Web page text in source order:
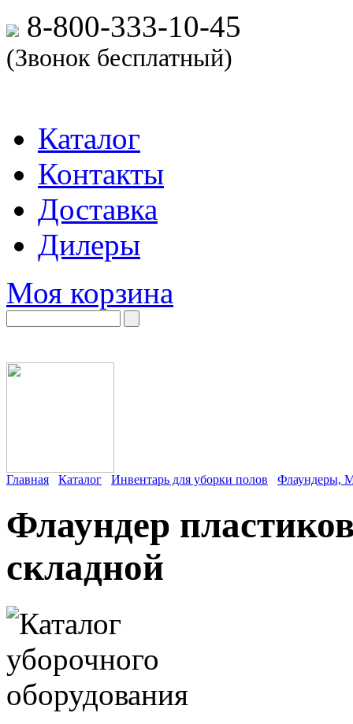
8-800-333-10-45
(Звонок бесплатный)
Каталог
Контакты
Доставка
Дилеры
Моя корзина
Главная Каталог Инвентарь для уборки полов Флаундеры,
Флаундер
складной